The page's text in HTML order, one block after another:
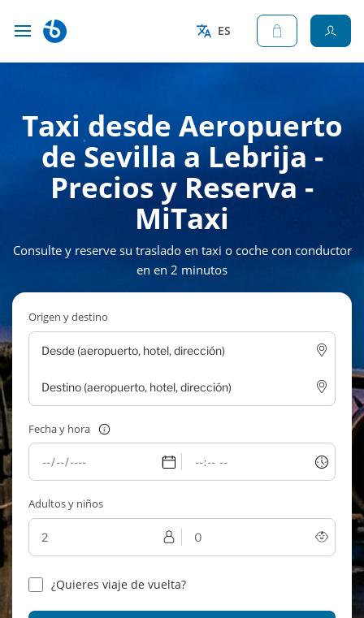
ES
Taxi desde Aeropuerto
de Sevilla a Lebrija -
Precios y Reserva -
MiTaxi
Consulte y reserve su traslado en taxi o coche con conductor
en en 2 minutos
Origen y destino
Fecha y hora
Adultos y niños
¿Quieres viaje de vuelta?